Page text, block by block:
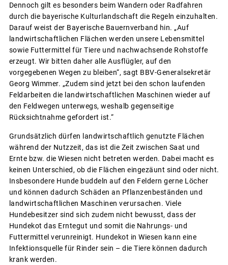
Dennoch gilt es besonders beim Wandern oder Radfahren
durch die bayerische Kulturlandschaft die Regeln einzuhalten.
Darauf weist der Bayerische Bauernverband hin. „Auf
landwirtschaftlichen Flächen werden unsere Lebensmittel
sowie Futtermittel für Tiere und nachwachsende Rohstoffe
erzeugt. Wir bitten daher alle Ausflügler, auf den
vorgegebenen Wegen zu bleiben“, sagt BBV-Generalsekretär
Georg Wimmer. „Zudem sind jetzt bei den schon laufenden
Feldarbeiten die landwirtschaftlichen Maschinen wieder auf
den Feldwegen unterwegs, weshalb gegenseitige
Rücksichtnahme gefordert ist.“
Grundsätzlich dürfen landwirtschaftlich genutzte Flächen
während der Nutzzeit, das ist die Zeit zwischen Saat und
Ernte bzw. die Wiesen nicht betreten werden. Dabei macht es
keinen Unterschied, ob die Flächen eingezäunt sind oder nicht.
Insbesondere Hunde buddeln auf den Feldern gerne Löcher
und können dadurch Schäden an Pflanzenbeständen und
landwirtschaftlichen Maschinen verursachen. Viele
Hundebesitzer sind sich zudem nicht bewusst, dass der
Hundekot das Erntegut und somit die Nahrungs- und
Futtermittel verunreinigt. Hundekot in Wiesen kann eine
Infektionsquelle für Rinder sein – die Tiere können dadurch
krank werden.